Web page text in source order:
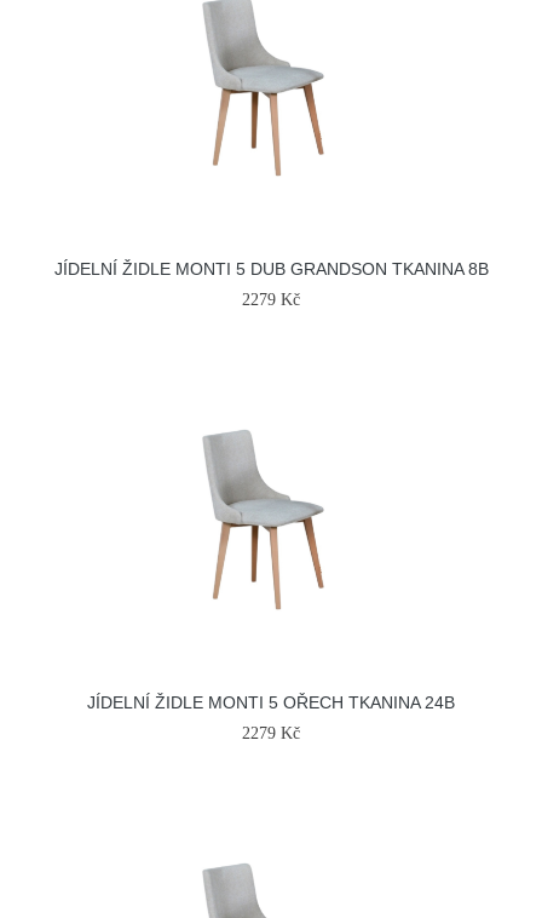
JÍDELNÍ ŽIDLE MONTI 5 DUB GRANDSON TKANINA 8B
2279 Kč
JÍDELNÍ ŽIDLE MONTI 5 OŘECH TKANINA 24B
2279 Kč